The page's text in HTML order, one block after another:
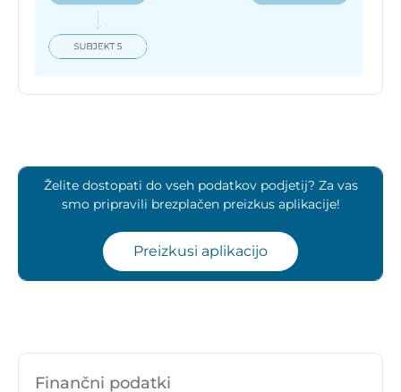
Želite dostopati do vseh podatkov podjetij? Za vas
smo pripravili brezplačen preizkus aplikacije!
Preizkusi aplikacijo
Finančni podatki